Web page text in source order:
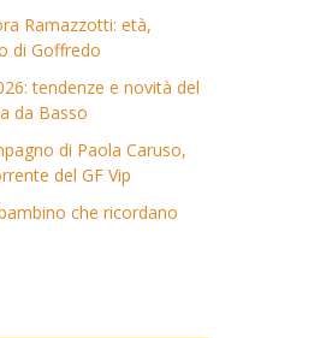
Ramazzotti: età,
di Goffredo
tendenze e novità del
da Basso
di Paola Caruso,
del GF Vip
che ricordano